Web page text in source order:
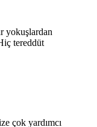
yokuşlardan
tereddüt
çok yardımcı